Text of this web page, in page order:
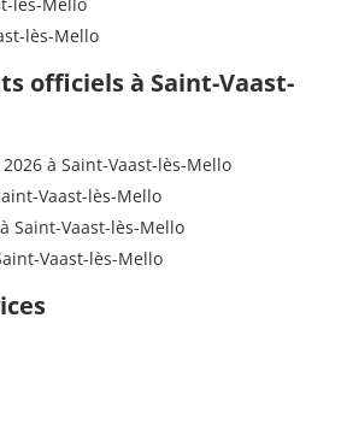
lès-Mello
lès-Mello
officiels à Saint-Vaast-
à Saint-Vaast-lès-Mello
Vaast-lès-Mello
Saint-Vaast-lès-Mello
Vaast-lès-Mello